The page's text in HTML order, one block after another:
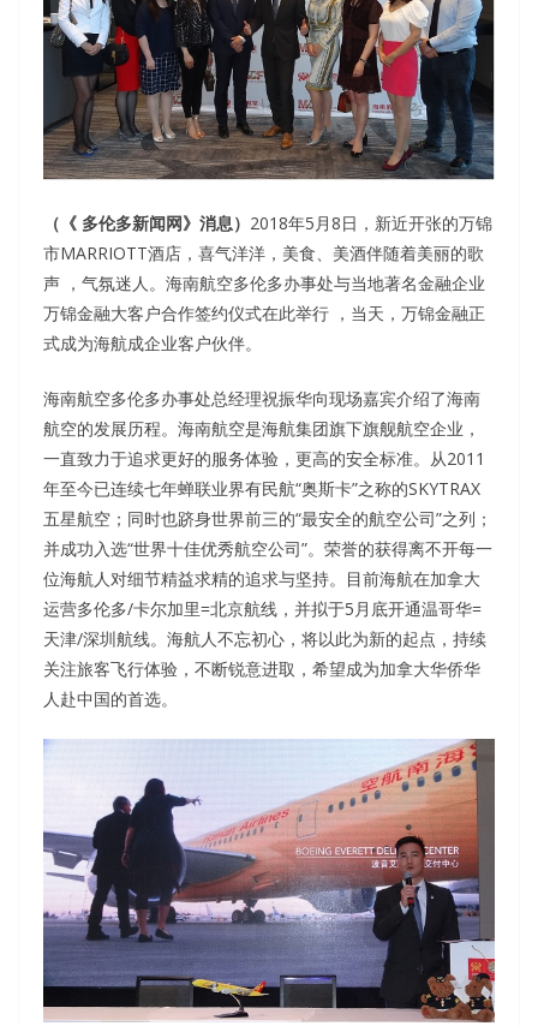
（《 多伦多新闻网》消息） 2018年5月8日，新近开张的万锦
市MARRIOTT酒店，喜气洋洋，美食、美酒伴随着美丽的歌
声 ，气氛迷人。海南航空多伦多办事处与当地著名金融企业
万锦金融大客户合作签约仪式在此举行 ，当天，万锦金融正
式成为海航成企业客户伙伴。
海南航空多伦多办事处总经理祝振华向现场嘉宾介绍了海南
航空的发展历程。海南航空是海航集团旗下旗舰航空企业，
一直致力于追求更好的服务体验，更高的安全标准。从2011
年至今已连续七年蝉联业界有民航“奥斯卡”之称的SKYTRAX
五星航空；同时也跻身世界前三的“最安全的航空公司”之列；
并成功入选“世界十佳优秀航空公司”。荣誉的获得离不开每一
位海航人对细节精益求精的追求与坚持。目前海航在加拿大
运营多伦多/卡尔加里=北京航线，并拟于5月底开通温哥华=
天津/深圳航线。海航人不忘初心，将以此为新的起点，持续
关注旅客飞行体验，不断锐意进取，希望成为加拿大华侨华
人赴中国的首选。